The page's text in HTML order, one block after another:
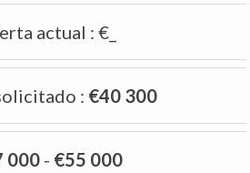
actual : €_
: €40 300
000- €55 000